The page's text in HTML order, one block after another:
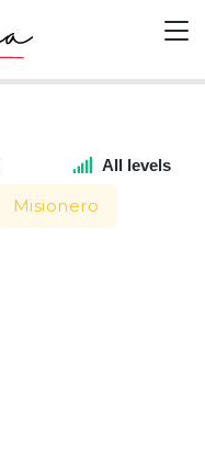
All levels
Misionero